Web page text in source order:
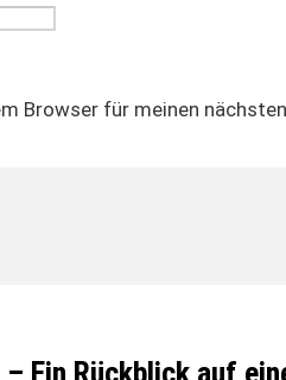
Browser für meinen